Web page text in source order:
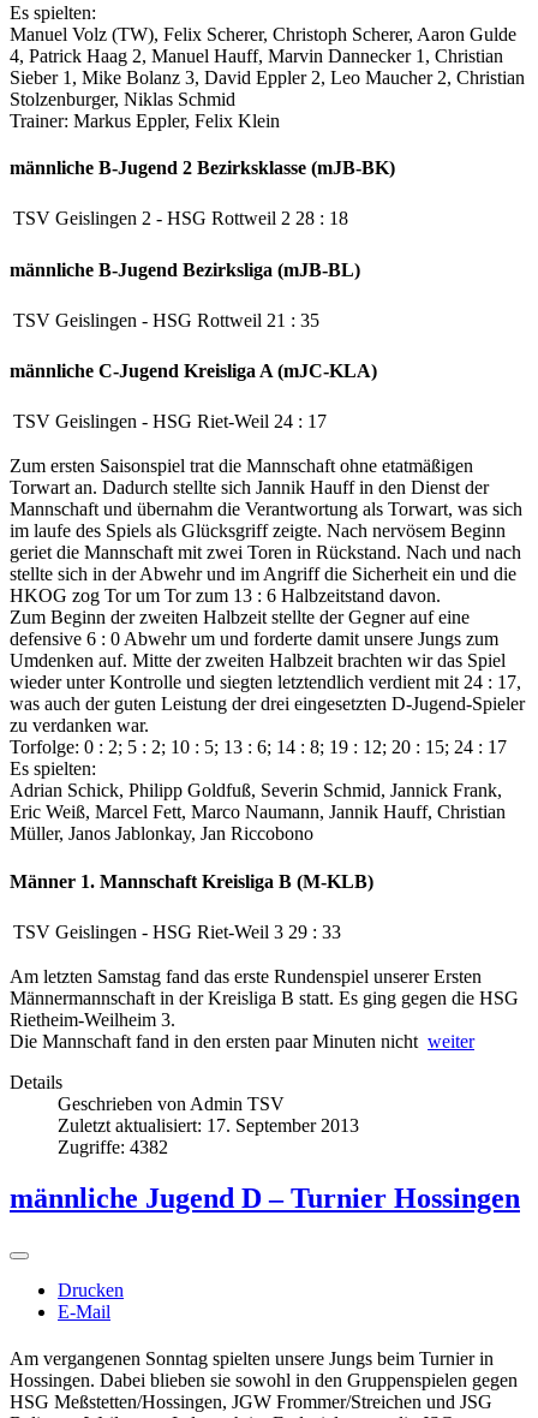
Es spielten:
Manuel Volz (TW), Felix Scherer, Christoph Scherer, Aaron Gulde
4, Patrick Haag 2, Manuel Hauff, Marvin Dannecker 1, Christian
Sieber 1, Mike Bolanz 3, David Eppler 2, Leo Maucher 2, Christian
Stolzenburger, Niklas Schmid
Trainer: Markus Eppler, Felix Klein
männliche B-Jugend 2 Bezirksklasse (mJB-BK)
TSV Geislingen 2 - HSG Rottweil 2 28 : 18
männliche B-Jugend Bezirksliga (mJB-BL)
TSV Geislingen - HSG Rottweil 21 : 35
männliche C-Jugend Kreisliga A (mJC-KLA)
TSV Geislingen - HSG Riet-Weil 24 : 17
Zum ersten Saisonspiel trat die Mannschaft ohne etatmäßigen
Torwart an. Dadurch stellte sich Jannik Hauff in den Dienst der
Mannschaft und übernahm die Verantwortung als Torwart, was sich
im laufe des Spiels als Glücksgriff zeigte. Nach nervösem Beginn
geriet die Mannschaft mit zwei Toren in Rückstand. Nach und nach
stellte sich in der Abwehr und im Angriff die Sicherheit ein und die
HKOG zog Tor um Tor zum 13 : 6 Halbzeitstand davon.
Zum Beginn der zweiten Halbzeit stellte der Gegner auf eine
defensive 6 : 0 Abwehr um und forderte damit unsere Jungs zum
Umdenken auf. Mitte der zweiten Halbzeit brachten wir das Spiel
wieder unter Kontrolle und siegten letztendlich verdient mit 24 : 17,
was auch der guten Leistung der drei eingesetzten D-Jugend-Spieler
zu verdanken war.
Torfolge: 0 : 2; 5 : 2; 10 : 5; 13 : 6; 14 : 8; 19 : 12; 20 : 15; 24 : 17
Es spielten:
Adrian Schick, Philipp Goldfuß, Severin Schmid, Jannick Frank,
Eric Weiß, Marcel Fett, Marco Naumann, Jannik Hauff, Christian
Müller, Janos Jablonkay, Jan Riccobono
Männer 1. Mannschaft Kreisliga B (M-KLB)
TSV Geislingen - HSG Riet-Weil 3 29 : 33
Am letzten Samstag fand das erste Rundenspiel unserer Ersten
Männermannschaft in der Kreisliga B statt. Es ging gegen die HSG
Rietheim-Weilheim 3.
Die Mannschaft fand in den ersten paar Minuten nicht weiter
Details
Geschrieben von Admin TSV
Zuletzt aktualisiert: 17. September 2013
Zugriffe: 4382
männliche Jugend D – Turnier Hossingen
Drucken
E-Mail
Am vergangenen Sonntag spielten unsere Jungs beim Turnier in
Hossingen. Dabei blieben sie sowohl in den Gruppenspielen gegen
HSG Meßstetten/Hossingen, JGW Frommer/Streichen und JSG